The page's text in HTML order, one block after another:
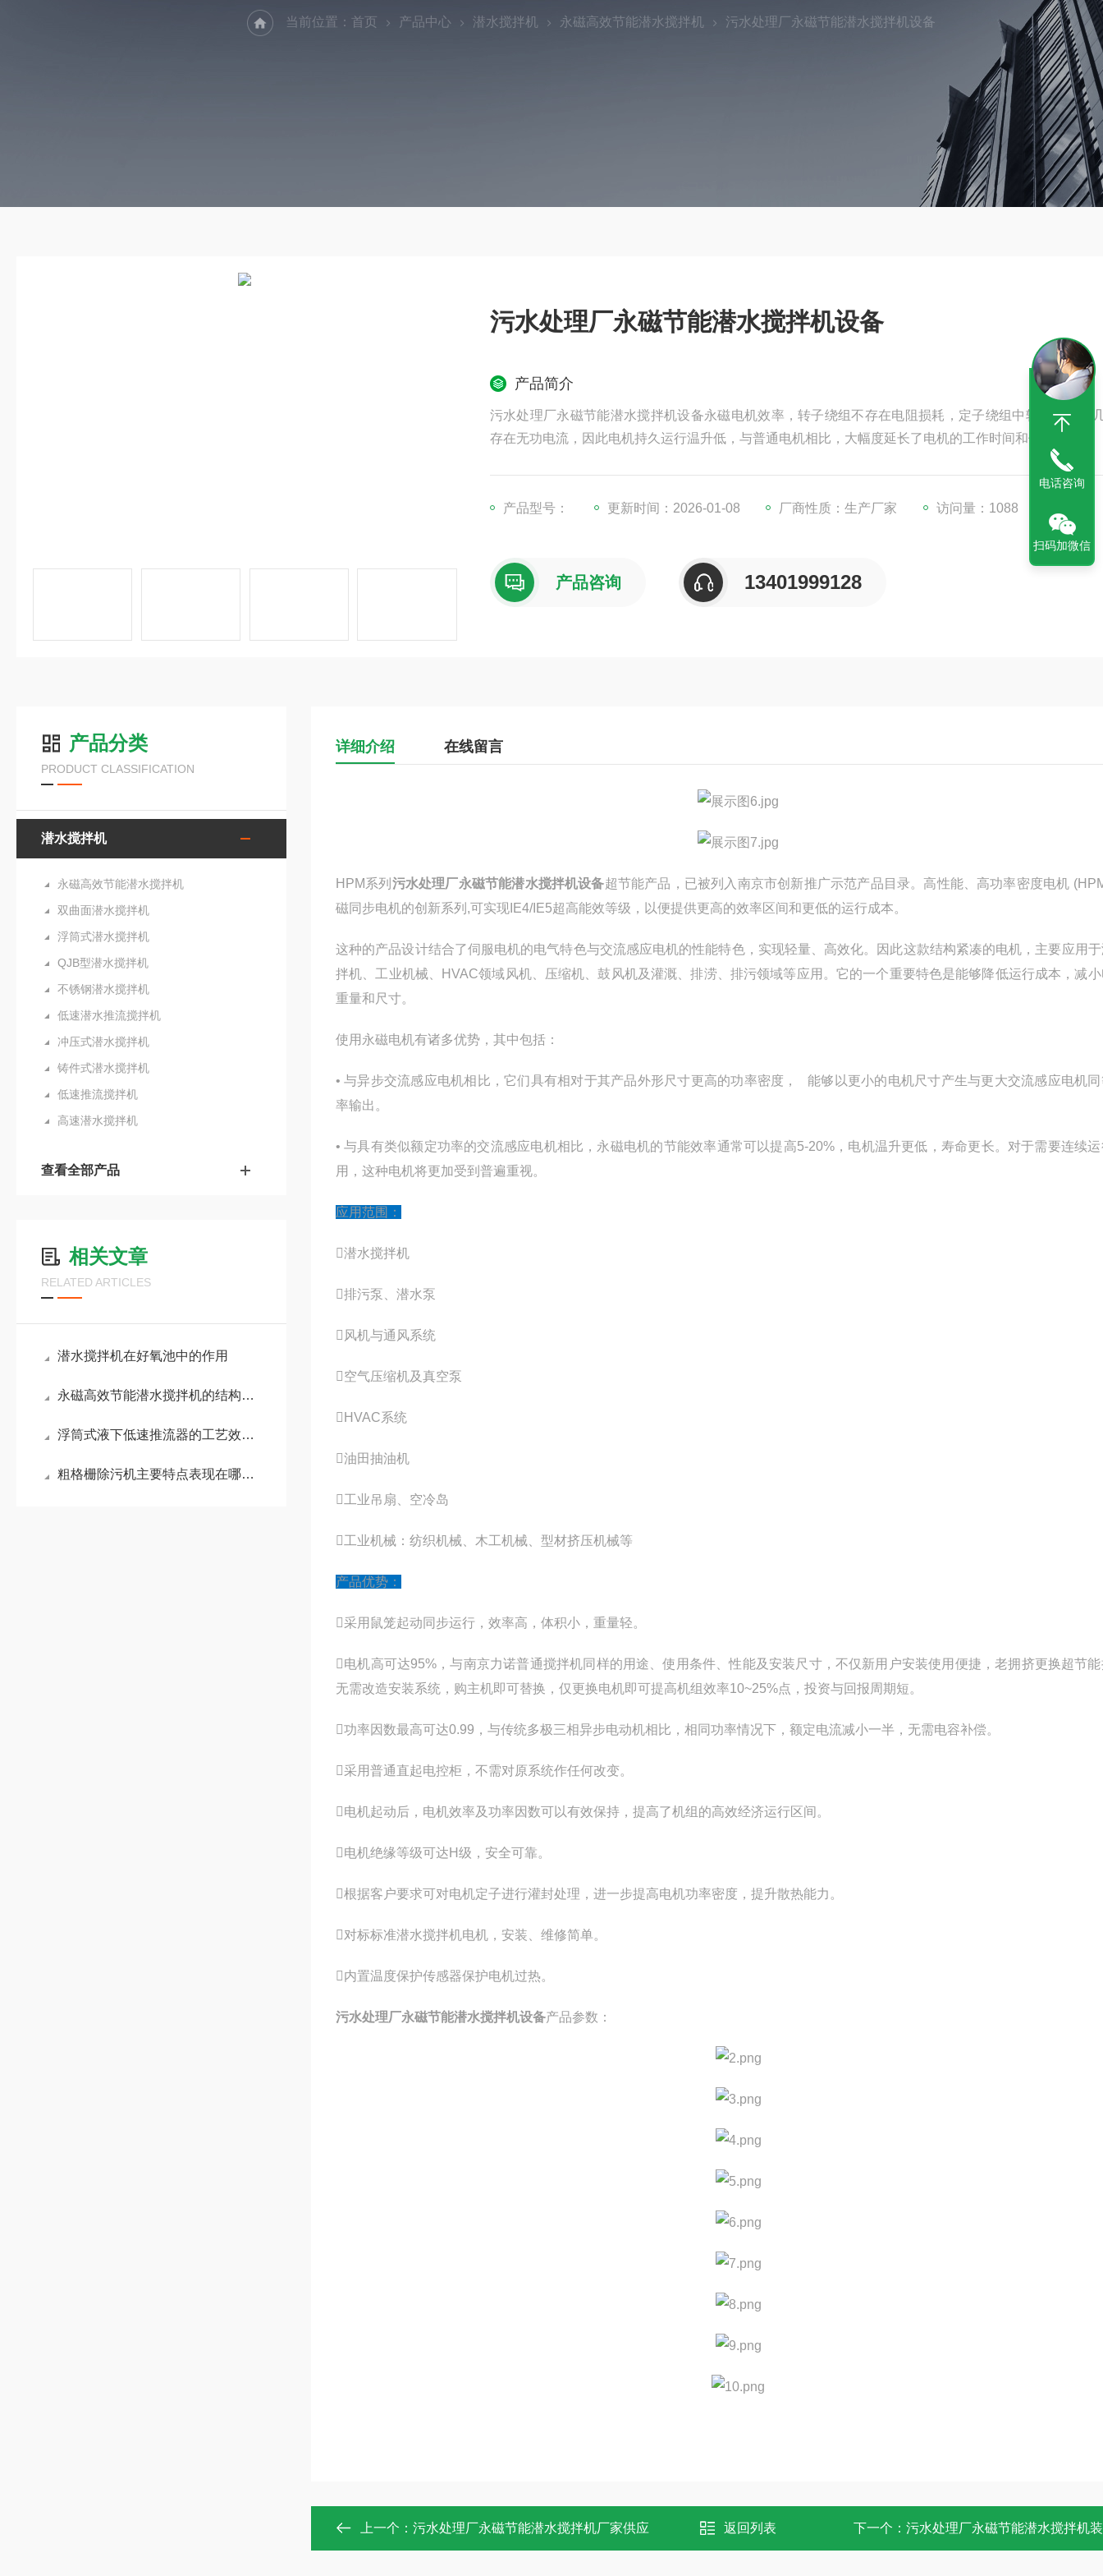
当前位置： 首页 产品中心 潜水搅拌机 永磁高效节能潜水搅拌机 污水处理厂永磁节能潜水搅拌机设备
污水处理厂永磁节能潜水搅拌机设备
产品简介
污水处理厂永磁节能潜水搅拌机设备永磁电机效率，转子绕组不存在电阻损耗，定子绕组中较少有或者
存在无功电流，因此电机持久运行温升低，与普通电机相比，大幅度延长了电机的工作时间和使用寿命。
产品型号： 更新时间：2026-01-08 厂商性质：生产厂家 访问量：1088
产品咨询 13401999128
产品分类
PRODUCT CLASSIFICATION
潜水搅拌机
永磁高效节能潜水搅拌机
双曲面潜水搅拌机
浮筒式潜水搅拌机
QJB型潜水搅拌机
不锈钢潜水搅拌机
低速潜水推流搅拌机
冲压式潜水搅拌机
铸件式潜水搅拌机
低速推流搅拌机
高速潜水搅拌机
查看全部产品
相关文章
RELATED ARTICLES
潜水搅拌机在好氧池中的作用
永磁高效节能潜水搅拌机的结构与性能特点
浮筒式液下低速推流器的工艺效果优势明显
粗格栅除污机主要特点表现在哪些方面？
详细介绍 在线留言
HPM系列 污水处理厂永磁节能潜水搅拌机设备超节能产品，已被列入南京市创新推广示范产品目录。高性能、高功率密度电机
磁同步电机的创新系列,可实现IE4/IE5超高能效等级，以便提供更高的效率区间和更低的运行成本。
这种的产品设计结合了伺服电机的电气特色与交流感应电机的性能特色，实现轻量、高效化。因此这款结构紧凑的电机，主要应用
拌机、工业机械、HVAC领域风机、压缩机、鼓风机及灌溉、排涝、排污领域等应用。它的一个重要特色是能够降低运行成本，减
重量和尺寸。
使用永磁电机有诸多优势，其中包括：
• 与异步交流感应电机相比，它们具有相对于其产品外形尺寸更高的功率密度， 能够以更小的电机尺寸产生与更大交流感应电机
率输出。
• 与具有类似额定功率的交流感应电机相比，永磁电机的节能效率通常可以提高5-20%，电机温升更低，寿命更长。对于需要连续
用，这种电机将更加受到普遍重视。
应用范围：
潜水搅拌机
排污泵、潜水泵
风机与通风系统
空气压缩机及真空泵
HVAC系统
油田抽油机
工业吊扇、空冷岛
工业机械：纺织机械、木工机械、型材挤压机械等
产品优势：
采用鼠笼起动同步运行，效率高，体积小，重量轻。
电机高可达95%，与南京力诺普通搅拌机同样的用途、使用条件、性能及安装尺寸，不仅新用户安装使用便捷，老拥挤更换超节
无需改造安装系统，购主机即可替换，仅更换电机即可提高机组效率10~25%点，投资与回报周期短。
功率因数最高可达0.99，与传统多极三相异步电动机相比，相同功率情况下，额定电流减小一半，无需电容补偿。
采用普通直起电控柜，不需对原系统作任何改变。
电机起动后，电机效率及功率因数可以有效保持，提高了机组的高效经济运行区间。
电机绝缘等级可达H级，安全可靠。
根据客户要求可对电机定子进行灌封处理，进一步提高电机功率密度，提升散热能力。
对标标准潜水搅拌机电机，安装、维修简单。
内置温度保护传感器保护电机过热。
污水处理厂永磁节能潜水搅拌机设备产品参数：
上一个： 污水处理厂永磁节能潜水搅拌机厂家供应 返回列表 下一个： 污水处理厂永磁节能潜水搅拌机
电话咨询
扫码加微信